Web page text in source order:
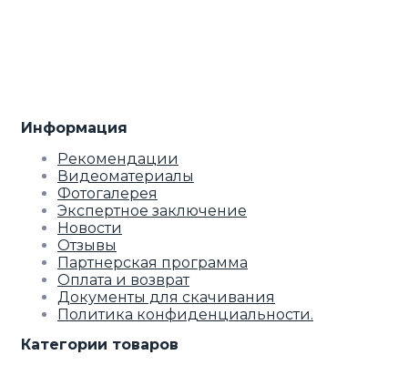
Информация
Рекомендации
Видеоматериалы
Фотогалерея
Экспертное заключение
Новости
Отзывы
Партнерская программа
Оплата и возврат
Документы для скачивания
Политика конфиденциальности.
Категории товаров